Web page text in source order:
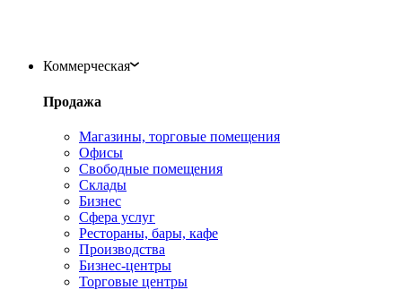
Коммерческая
Продажа
Магазины, торговые помещения
Офисы
Свободные помещения
Склады
Бизнес
Сфера услуг
Рестораны, бары, кафе
Производства
Бизнес-центры
Торговые центры